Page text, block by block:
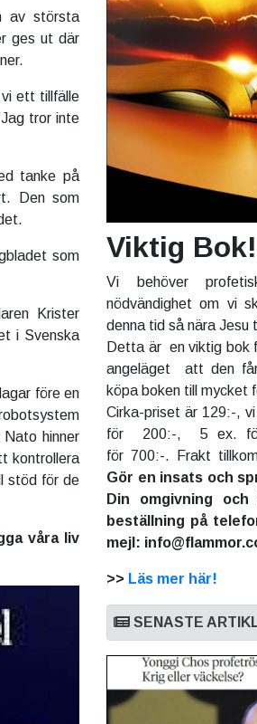
av största
ges ut där
ett tillfälle
tror inte
tanke på
Den som
som
Krister
i Svenska
före en
hinner
kontrollera
stöd för de
våra liv
Viktig Bok!
Vi behöver
nödvändighet om vi
denna tid så nära Jesu
Detta är en viktig
angeläget att den
köpa boken till mycket
Cirka-priset är 129:-,
för 200:-, 5 ex.
för 700:-. Frakt
Gör en insats och
Din omgivning
beställning på
mejl:
>> Läs mer här!
SENASTE